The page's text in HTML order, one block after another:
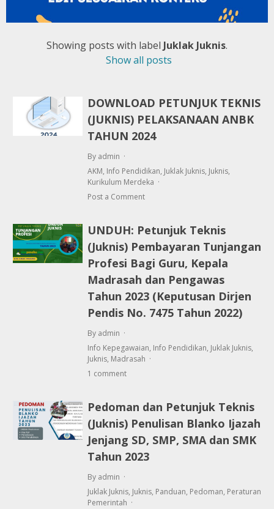
Showing posts with label Juklak Juknis.
Show all posts
DOWNLOAD PETUNJUK TEKNIS
(JUKNIS) PELAKSANAAN ANBK
TAHUN 2024
By admin
AKM, Info Pendidikan, Juklak Juknis, Juknis,
Kurikulum Merdeka
Post a Comment
UNDUH: Petunjuk Teknis
(Juknis) Pembayaran Tunjangan
Profesi Bagi Guru, Kepala
Madrasah dan Pengawas
Tahun 2023 (Keputusan Dirjen
Pendis No. 7475 Tahun 2022)
By admin
Info Kepegawaian, Info Pendidikan, Juklak Juknis,
Juknis, Madrasah
1 comment
Pedoman dan Petunjuk Teknis
(Juknis) Penulisan Blanko Ijazah
Jenjang SD, SMP, SMA dan SMK
Tahun 2023
By admin
Juklak Juknis, Juknis, Panduan, Pedoman, Peraturan
Pemerintah